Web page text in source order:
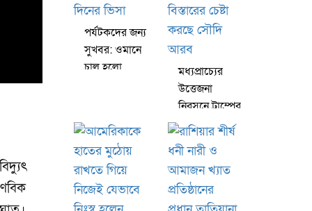
পর্যটকদের জন্য
সুখবর: ওমানে
চালু হলো
মধ্যপ্রাচ্যের
উত্তেজনা
নিরসনে ট্রাম্পের
ওপর প্রভাব
বিস্তারের চেষ্টা
করছে সৌদি
আরব